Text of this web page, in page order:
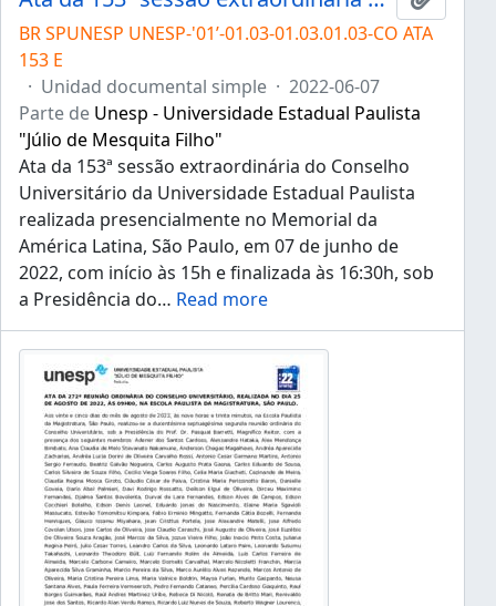
BR SPUNESP UNESP-'01’-01.03-01.03.01.03-CO ATA
153 E
· Unidad documental simple · 2022-06-07
Parte de Unesp - Universidade Estadual Paulista
"Júlio de Mesquita Filho"
Ata da 153ª sessão extraordinária do Conselho
Universitário da Universidade Estadual Paulista
realizada presencialmente no Memorial da
América Latina, São Paulo, em 07 de junho de
2022, com início às 15h e finalizada às 16:30h, sob
a Presidência do… Read more